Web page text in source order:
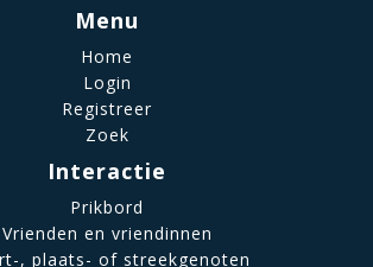
Menu
Home
Login
Registreer
Zoek
Interactie
Prikbord
Vrienden en vriendinnen
, plaats- of streekgenoten